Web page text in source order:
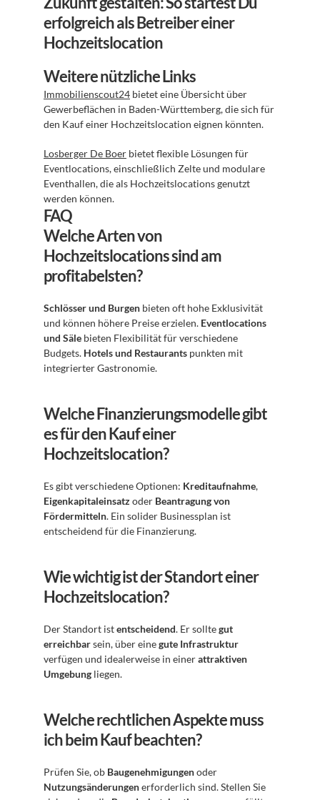
erfolgreich als Betreiber einer
Hochzeitslocation
Weitere nützliche Links
Immobilienscout24 bietet eine Übersicht über
Gewerbeflächen in Baden-Württemberg, die sich für
den Kauf einer Hochzeitslocation eignen könnten.
Losberger De Boer bietet flexible Lösungen für
Eventlocations, einschließlich Zelte und modulare
Eventhallen, die als Hochzeitslocations genutzt
werden können.
FAQ
Welche Arten von
Hochzeitslocations sind am
profitabelsten?
Schlösser und Burgen bieten oft hohe Exklusivität
und können höhere Preise erzielen. Eventlocations
und Säle bieten Flexibilität für verschiedene
Budgets. Hotels und Restaurants punkten mit
integrierter Gastronomie.
Welche Finanzierungsmodelle gibt
es für den Kauf einer
Hochzeitslocation?
Es gibt verschiedene Optionen: Kreditaufnahme
Eigenkapitaleinsatz oder Beantragung von
Fördermitteln. Ein solider Businessplan ist
entscheidend für die Finanzierung.
Wie wichtig ist der Standort einer
Hochzeitslocation?
Der Standort ist entscheidend. Er sollte gut
erreichbar sein, über eine gute Infrastruktur
verfügen und idealerweise in einer attraktiven
Umgebung liegen.
Welche rechtlichen Aspekte muss
ich beim Kauf beachten?
Prüfen Sie, ob Baugenehmigungen
Nutzungsänderungen erforderlich sind. Stellen Sie